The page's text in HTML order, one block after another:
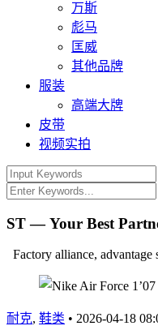
万斯
彪马
匡威
其他品牌
服装
高端大牌
皮带
视频实拍
ST — Your Best
Factory alliance,
耐克, 鞋类 • 2026-04-18